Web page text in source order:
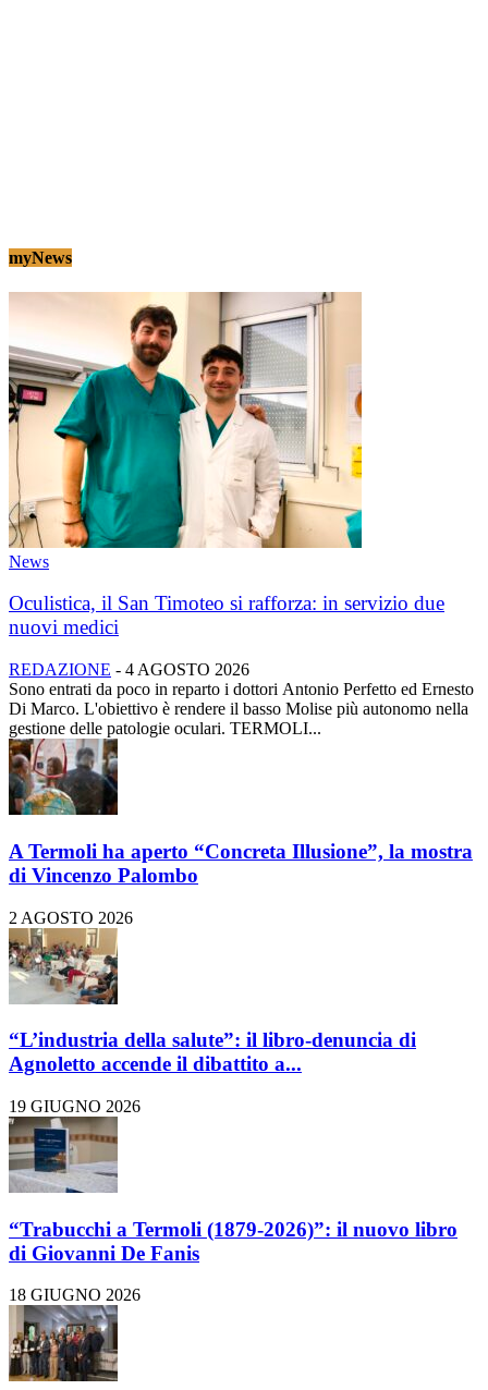
myNews
News
Oculistica, il San Timoteo si rafforza: in servizio due
nuovi medici
REDAZIONE - 4 AGOSTO 2026
Sono entrati da poco in reparto i dottori Antonio Perfetto ed Ernesto
Di Marco. L'obiettivo è rendere il basso Molise più autonomo nella
gestione delle patologie oculari. TERMOLI...
A Termoli ha aperto “Concreta Illusione”, la mostra
di Vincenzo Palombo
2 AGOSTO 2026
“L’industria della salute”: il libro-denuncia di
Agnoletto accende il dibattito a...
19 GIUGNO 2026
“Trabucchi a Termoli (1879-2026)”: il nuovo libro
di Giovanni De Fanis
18 GIUGNO 2026